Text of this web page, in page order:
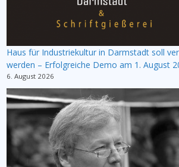
Haus für Industriekultur in Darmstadt soll
werden – Erfolgreiche Demo am 1. August
6. August 2026